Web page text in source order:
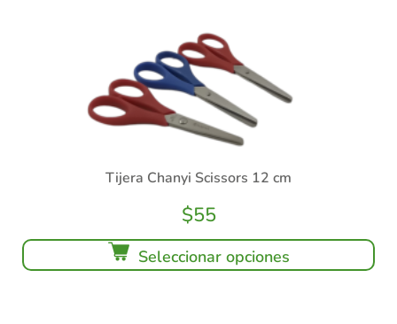
Tijera Chanyi Scissors 12 cm
$55
Seleccionar opciones